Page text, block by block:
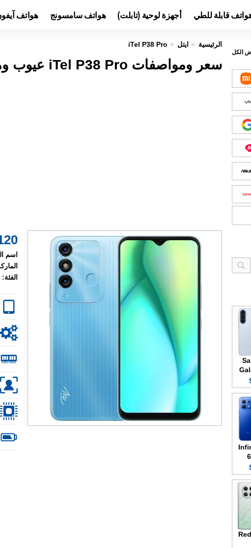
قابلة للطي أجهزة لوحية (تابلت) هواتف سامسونج هواتف
الرئيسية ايتل iTel P38 Pro
سعر ومواصفات iTel P38 Pro عيوب ومميزات
$
اسم
الفئة:
الكل